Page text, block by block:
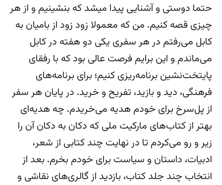
حتما دوستی و آشنایی پیدا میشد که بنشینیم و از هر
چیزی قصه کنیم. من که معمولا زود زود از بامیان به
کابل می‌رفتم در هر سفری یکی دو هفته در کابل
می‌ماندم و این برایم فرصت عالی بود که با رفقای
پایتخت‌نشین برنامه‌ریزی کنیم؛ برای برنامه‌های
فرهنگی، دید و بازید، تفریح و خرید. در پایان هر سفر
از پل‌سرخ برای خودم هدیه می‌خریدم. چه هدیه‌ای
بهتر از کتاب‌های مارکیت ملی که دکان به دکان آن را
زیر و رو می‌کردم تا در نهایت چند کتابی از شعر،
ادبیات، داستان و سیاست برای خودم بخرم. بعد از
انتخاب چند جلد کتاب، بازدید از گالری‌های نقاشی و